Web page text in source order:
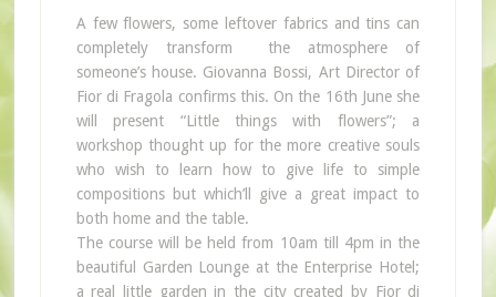
A few flowers, some leftover fabrics and tins can
completely transform the atmosphere of
someone’s house. Giovanna Bossi, Art Director of
Fior di Fragola confirms this. On the 16th June she
will present “Little things with flowers”; a
workshop thought up for the more creative souls
who wish to learn how to give life to simple
compositions but which’ll give a great impact to
both home and the table.
The course will be held from 10am till 4pm in the
beautiful Garden Lounge at the Enterprise Hotel;
a real little garden in the city created by Fior di